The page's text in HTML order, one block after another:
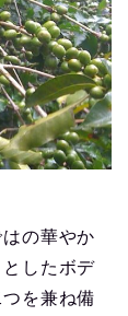
の華やか
したボデ
を兼ね備